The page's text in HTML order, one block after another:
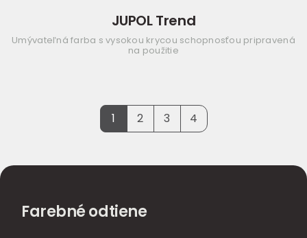
JUPOL Trend
Umývateľná farba s vysokou krycou schopnosťou pripravená
na použitie
1 2 3 4
Farebné odtiene